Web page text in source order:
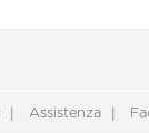
Assistenza